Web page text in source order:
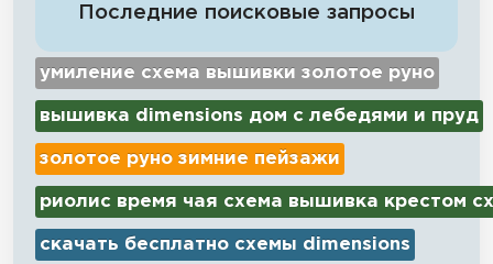
Последние поисковые запросы
умиление схема вышивки золотое руно
вышивка dimensions дом с лебедями и пруд
золотое руно зимние пейзажи
риолис время чая схема вышивка крестом
скачать бесплатно схемы dimensions